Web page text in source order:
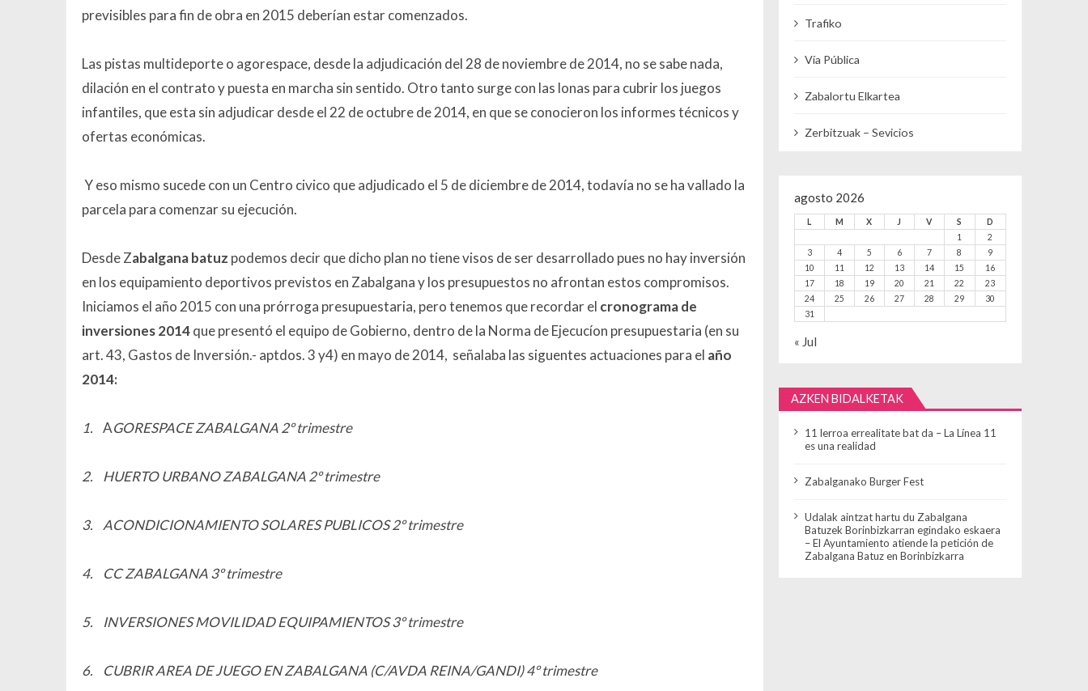
previsibles para fin de obra en 2015 deberían estar comenzados.
Las pistas multideporte o agorespace, desde la adjudicación del 28 de noviembre de 2014, no se sabe nada,
dilación en el contrato y puesta en marcha sin sentido. Otro tanto surge con las lonas para cubrir los juegos
infantiles, que esta sin adjudicar desde el 22 de octubre de 2014, en que se conocieron los informes técnicos y
ofertas económicas.
Y eso mismo sucede con un Centro civico que adjudicado el 5 de diciembre de 2014, todavía no se ha vallado la
parcela para comenzar su ejecución.
Desde Zabalgana batuz podemos decir que dicho plan no tiene visos de ser desarrollado pues no hay inversión
en los equipamiento deportivos previstos en Zabalgana y los presupuestos no afrontan estos compromisos.
Iniciamos el año 2015 con una prórroga presupuestaria, pero tenemos que recordar el cronograma de
inversiones 2014que presentó el equipo de Gobierno, dentro de la Norma de Ejecucíon presupuestaria (en su
art. 43, Gastos de Inversión.- aptdos. 3 y4) en mayo de 2014, señalaba las siguentes actuaciones para el año
2014:
1. AGORESPACE ZABALGANA 2º trimestre
2. HUERTO URBANO ZABALGANA 2º trimestre
3. ACONDICIONAMIENTO SOLARES PUBLICOS 2º trimestre
4. CC ZABALGANA 3º trimestre
5. INVERSIONES MOVILIDAD EQUIPAMIENTOS 3º trimestre
6. CUBRIR AREA DE JUEGO EN ZABALGANA (C/AVDA REINA/GANDI) 4º trimestre
Trafiko
Vía Pública
Zabalortu Elkartea
Zerbitzuak – Sevicios
agosto 2026
L M X J V S
D
1
2
3
4 5 6 7 8
9
10
11 12 13 14 15
16
17
18 19 20 21 22
23
24
25 26 27 28 29
30
31
« Jul
AZKEN BIDALKETAK
11 lerroa errealitate bat da – La Línea 11
es una realidad
Zabalganako Burger Fest
Udalak aintzat hartu du Zabalgana
Batuzek Borinbizkarran egindako eskaera
– El Ayuntamiento atiende la petición de
Zabalgana Batuz en Borinbizkarra